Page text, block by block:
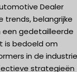
Dealer
trends, belangrijke
gedetailleerde
is bedoeld om
in de